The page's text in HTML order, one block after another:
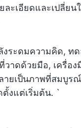
ะเอียดและเปลี่ยน
ระดมความคิด, ทด
วาดด้วยมือ, เครื่อ
ายเป็นภาพที่สมบูร
งแต่เริ่มต้น. `